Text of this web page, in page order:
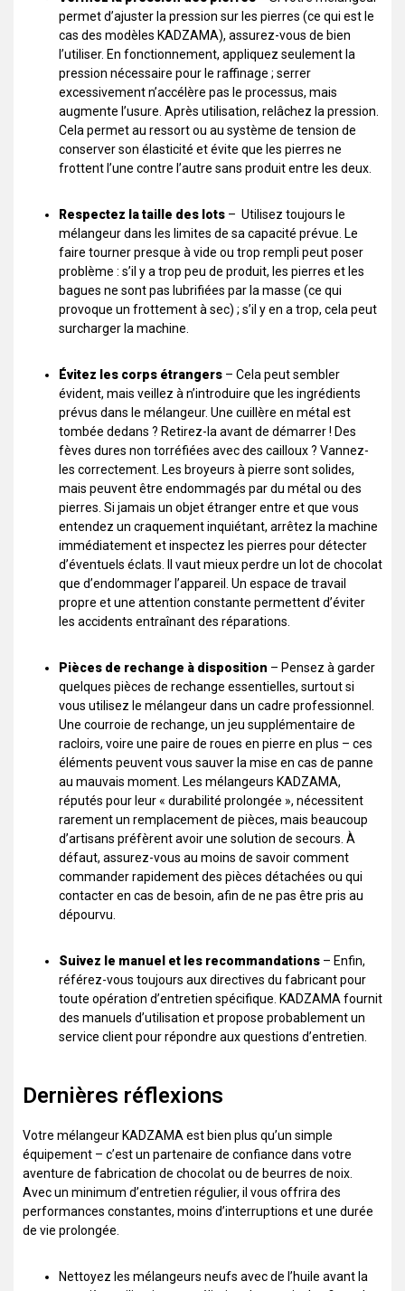
permet d’ajuster la pression sur les pierres (ce qui est le
cas des modèles KADZAMA), assurez-vous de bien
l’utiliser. En fonctionnement, appliquez seulement la
pression nécessaire pour le raffinage ; serrer
excessivement n’accélère pas le processus, mais
augmente l’usure. Après utilisation, relâchez la pression.
Cela permet au ressort ou au système de tension de
conserver son élasticité et évite que les pierres ne
frottent l’une contre l’autre sans produit entre les deux.
Respectez la taille des lots – Utilisez toujours le
mélangeur dans les limites de sa capacité prévue. Le
faire tourner presque à vide ou trop rempli peut poser
problème : s’il y a trop peu de produit, les pierres et les
bagues ne sont pas lubrifiées par la masse (ce qui
provoque un frottement à sec) ; s’il y en a trop, cela peut
surcharger la machine.
Évitez les corps étrangers – Cela peut sembler
évident, mais veillez à n’introduire que les ingrédients
prévus dans le mélangeur. Une cuillère en métal est
tombée dedans ? Retirez-la avant de démarrer ! Des
fèves dures non torréfiées avec des cailloux ? Vannez-
les correctement. Les broyeurs à pierre sont solides,
mais peuvent être endommagés par du métal ou des
pierres. Si jamais un objet étranger entre et que vous
entendez un craquement inquiétant, arrêtez la machine
immédiatement et inspectez les pierres pour détecter
d’éventuels éclats. Il vaut mieux perdre un lot de chocolat
que d’endommager l’appareil. Un espace de travail
propre et une attention constante permettent d’éviter
les accidents entraînant des réparations.
Pièces de rechange à disposition – Pensez à garder
quelques pièces de rechange essentielles, surtout si
vous utilisez le mélangeur dans un cadre professionnel.
Une courroie de rechange, un jeu supplémentaire de
racloirs, voire une paire de roues en pierre en plus – ces
éléments peuvent vous sauver la mise en cas de panne
au mauvais moment. Les mélangeurs KADZAMA,
réputés pour leur « durabilité prolongée », nécessitent
rarement un remplacement de pièces, mais beaucoup
d’artisans préfèrent avoir une solution de secours. À
défaut, assurez-vous au moins de savoir comment
commander rapidement des pièces détachées ou qui
contacter en cas de besoin, afin de ne pas être pris au
dépourvu.
Suivez le manuel et les recommandations – Enfin,
référez-vous toujours aux directives du fabricant pour
toute opération d’entretien spécifique. KADZAMA fournit
des manuels d’utilisation et propose probablement un
service client pour répondre aux questions d’entretien.
Dernières réflexions
Votre mélangeur KADZAMA est bien plus qu’un simple
équipement – c’est un partenaire de confiance dans votre
aventure de fabrication de chocolat ou de beurres de noix.
Avec un minimum d’entretien régulier, il vous offrira des
performances constantes, moins d’interruptions et une durée
de vie prolongée.
Nettoyez les mélangeurs neufs avec de l’huile avant la